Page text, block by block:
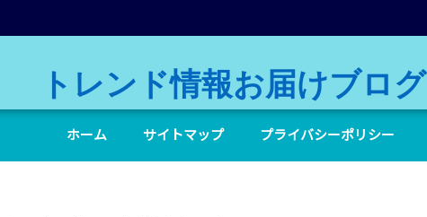
トレンド情報お届けブログ
ホーム サイトマップ プライバシーポリシー